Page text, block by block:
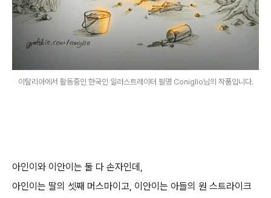
이탈리아에서 활동중인 한국인 일러스트레이터 필명 Coniglio님의 작품입니다.
아인이와 이안이는 둘 다 손자인데,
아인이는 딸의 셋째 머스마이고, 이안이는 아들의 원 스트라이크